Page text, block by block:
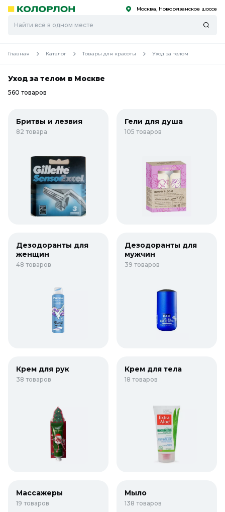
Скоро
Скоро Москва, Новорязанское шоссе
Главная Каталог Товары для красоты Уход за телом
Уход за телом в Москве
560 товаров
Бритвы и лезвия
82 товара
Гели для душа
105 товаров
Дезодоранты для
женщин
48 товаров
Дезодоранты для
мужчин
39 товаров
Крем для рук
38 товаров
Крем для тела
18 товаров
Массажеры
19 товаров
Мыло
138 товаров